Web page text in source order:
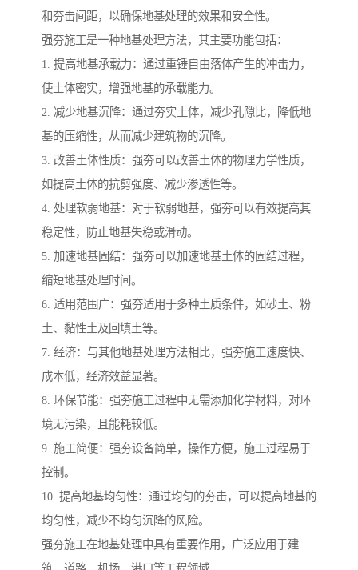
和夯击间距，以确保地基处理的效果和安全性。
强夯施工是一种地基处理方法，其主要功能包括：
1. 提高地基承载力：通过重锤自由落体产生的冲击力，
使土体密实，增强地基的承载能力。
2. 减少地基沉降：通过夯实土体，减少孔隙比，降低地
基的压缩性，从而减少建筑物的沉降。
3. 改善土体性质：强夯可以改善土体的物理力学性质，
如提高土体的抗剪强度、减少渗透性等。
4. 处理软弱地基：对于软弱地基，强夯可以有效提高其
稳定性，防止地基失稳或滑动。
5. 加速地基固结：强夯可以加速地基土体的固结过程，
缩短地基处理时间。
6. 适用范围广：强夯适用于多种土质条件，如砂土、粉
土、黏性土及回填土等。
7. 经济：与其他地基处理方法相比，强夯施工速度快、
成本低，经济效益显著。
8. 环保节能：强夯施工过程中无需添加化学材料，对环
境无污染，且能耗较低。
9. 施工简便：强夯设备简单，操作方便，施工过程易于
控制。
10. 提高地基均匀性：通过均匀的夯击，可以提高地基的
均匀性，减少不均匀沉降的风险。
强夯施工在地基处理中具有重要作用，广泛应用于建